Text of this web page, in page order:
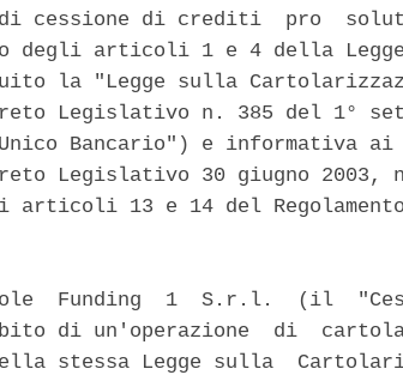
di cessione di crediti  pro
degli articoli 1 e 4 della
la "Legge sulla
Legislativo n. 385 del 1°
Bancario") e informativa
Legislativo 30 giugno
articoli 13 e 14 del
Funding  1  S.r.l.  (il
di un'operazione  di
stessa Legge sulla